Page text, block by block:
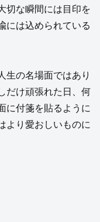
切な瞬間には目印を
には込められている
生の名場面ではあり
だけ頑張れた日、何
に付箋を貼るように
より愛おしいものに